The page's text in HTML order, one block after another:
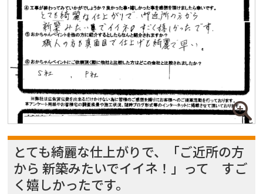
とても綺麗な仕上がりで、「ご近所の方
から 新築みたいでイイネ！」って すご
く嬉しかったです。